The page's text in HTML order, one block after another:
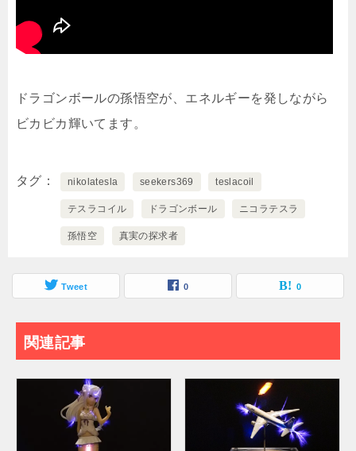
ドラゴンボールの孫悟空が、エネルギーを発しながら
ビカビカ輝いてます。
タグ nikolatesla seekers369 teslacoil
テスラコイル ドラゴンボール ニコラテスラ
孫悟空 真実の探求者
Tweet 0 0
関連記事